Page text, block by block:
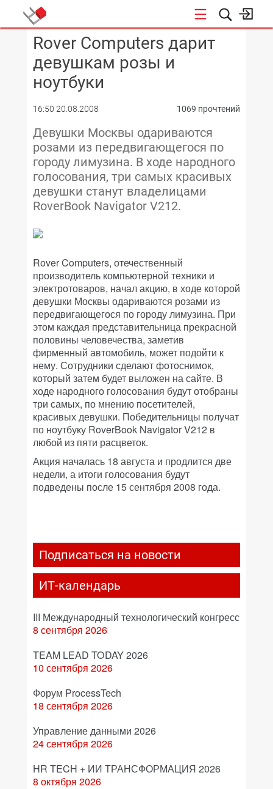
КОНФЕРЕНЦИИ
Rover Computers дарит
девушкам розы и
ноутбуки
16:50 20.08.2008 1069 прочтений
Девушки Москвы одариваются
розами из передвигающегося по
городу лимузина. В ходе народного
голосования, три самых красивых
девушки станут владелицами
RoverBook Navigator V212.
Rover Computers, отечественный
производитель компьютерной техники и
электротоваров, начал акцию, в ходе которой
девушки Москвы одариваются розами из
передвигающегося по городу лимузина. При
этом каждая представительница прекрасной
половины человечества, заметив
фирменный автомобиль, может подойти к
нему. Сотрудники сделают фотоснимок,
который затем будет выложен на сайте. В
ходе народного голосования будут отобраны
три самых, по мнению посетителей,
красивых девушки. Победительницы получат
по ноутбуку RoverBook Navigator V212 в
любой из пяти расцветок.
Акция началась 18 августа и продлится две
недели, а итоги голосования будут
подведены после 15 сентября 2008 года.
Подписаться на новости
ИТ-календарь
III Международный технологический конгресс
8 сентября 2026
TEAM LEAD TODAY 2026
10 сентября 2026
Форум ProcessTech
18 сентября 2026
Управление данными 2026
24 сентября 2026
HR TECH + ИИ ТРАНСФОРМАЦИЯ 2026
8 октября 2026